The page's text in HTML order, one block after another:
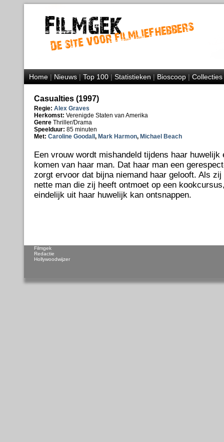
Home|Nieuws|Top 100|Statistieken|Bioscoop|Collecties
Casualties (1997)
Regie: Alex Graves
Herkomst: Verenigde Staten van Amerika
Genre Thriller/Drama
Speelduur: 85 minuten
Met: Caroline Goodall , Mark Harmon, Michael Beach
Een vrouw wordt mishandeld tijdens haar huwelijk
komen van haar man. Dat haar man een
zorgt ervoor dat bijna niemand haar gelooft. Als
nette man die zij heeft ontmoet op een
eindelijk uit haar huwelijk kan ontsnappen.
Filmgek
Redactie
Hollywoodwijzer